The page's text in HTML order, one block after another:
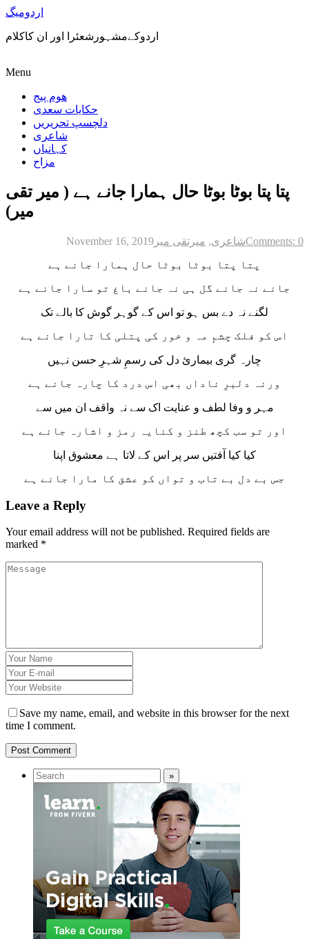
اردومیگ
اردوکےمشہورشعئرا اور ان کاکلام
Menu
ھوم پیج
حکایات سعدی
دلچسپ تحریریں
شاعری
کہانیاں
مزاح
پتا پتا بوٹا بوٹا حال ہمارا جانے ہے ( میر تقی
میر)
November 16, 2019 شاعری, میرتقی میر
Comments: 0
پتا پتا بوٹا بوٹا حال ہمارا جانے ہے
جانے نہ جانے گل ہی نہ جانے باغ تو سارا جانے ہے
لگنے نہ دے بس ہو تو اس کے گوہر گوش کا بالے تک
اس کو فلک چشمِ مہ و خور کی پتلی کا تارا جانے ہے
چارہ گری بیمارئ دل کی رسمِ شہرِ حسن نہیں
ورنہ دلبرِ ناداں بھی اس درد کا چارہ جانے ہے
مہر و وفا لطف و عنایت اک سے نہ واقف ان میں سے
اور تو سب کچھ طنز و کنایہ رمز و اشارہ جانے ہے
کیا کیا آفتیں سر پر اس کے لاتا ہے معشوق اپنا
جس بے دل بے تاب و تواں کو عشق کا مارا جانے ہے
Leave a Reply
Your email address will not be published. Required fields are
marked *
Save my name, email, and website in this browser for the next
time I comment.